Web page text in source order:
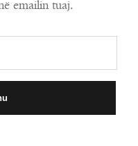
emailin tuaj.